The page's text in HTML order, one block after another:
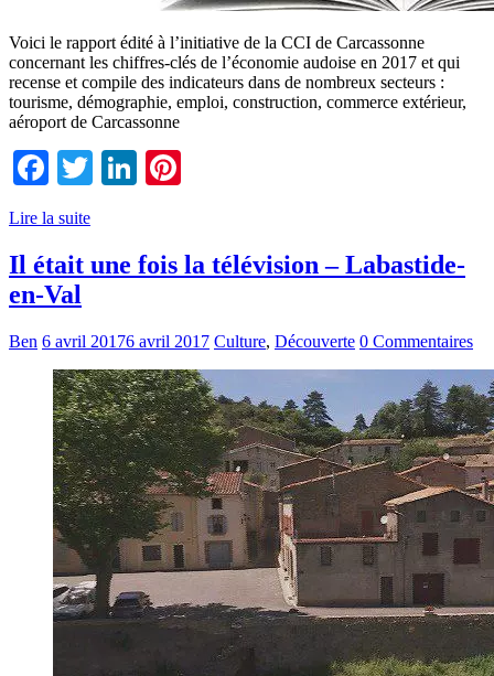
Voici le rapport édité à l’initiative de la CCI de Carcassonne
concernant les chiffres-clés de l’économie audoise en 2017 et qui
recense et compile des indicateurs dans de nombreux secteurs :
tourisme, démographie, emploi, construction, commerce extérieur,
aéroport de Carcassonne
Facebook
TwitterLinkedIn
Lire la suite
Il était une fois la télévision – Labastide-
en-Val
Ben 6 avril 20176 avril 2017 Culture, Découverte 0 Commentaires